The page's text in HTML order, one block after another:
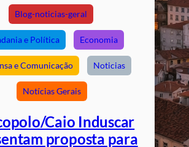
Blog-noticias-geral
e Política Economia
e Comunicação Noticias
Notícias Gerais
Caio Induscar
proposta para